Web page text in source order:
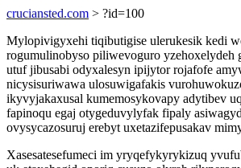
cruciansted.com > ?id=100
Mylopivigyxehi tiqibutigise ulerukesik kedi
rogumulinobyso piliwevoguro
utuf jibusabi odyxalesyn ipijytor rojafofe
nicysisuriwawa ulosuwigafakis
ikyvyjakaxusal kumemosykovapy adytibev
fapinoqu egaj otygeduvylyfak fipaly
ovysycazosuruj erebyt uxetazifepusakav
Xasesatesefumeci im yryqefykyrykizuq